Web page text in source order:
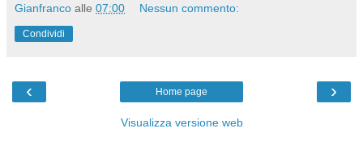
Gianfranco alle 07:00 Nessun commento:
Condividi
‹ ›
Home page
Visualizza versione web